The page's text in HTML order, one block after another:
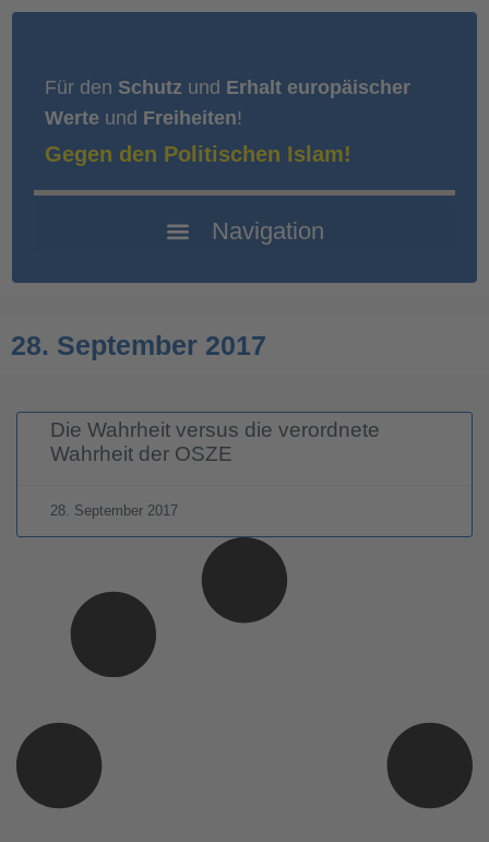
Für den Schutz und Erhalt europäischer
Werte und Freiheiten!
Gegen den Politischen Islam!
28. September 2017
Die Wahrheit versus die verordnete
Wahrheit der OSZE
28. September 2017